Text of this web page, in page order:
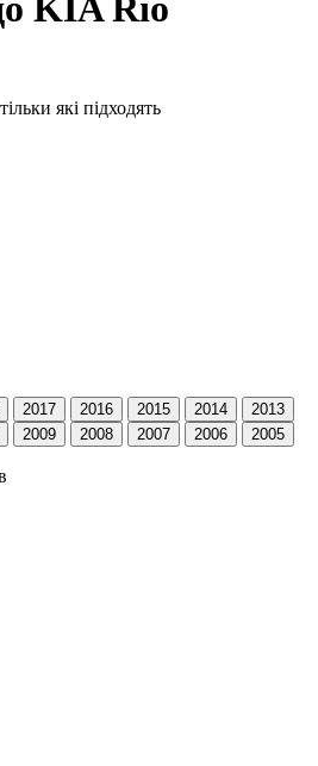
KIA Rio
які підходять
2017 2016 2015 2014
2013
2009 2008 2007 2006 2005